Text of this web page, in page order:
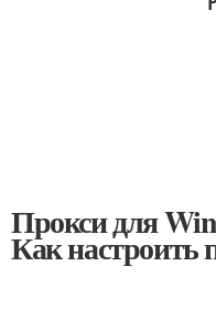
Прокси для
Как настроить